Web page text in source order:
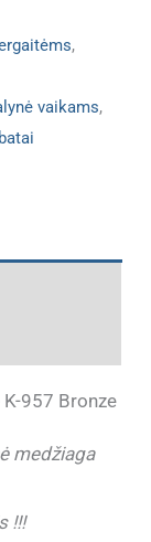
,
vaikams,
957 Bronze
medžiaga
!!!